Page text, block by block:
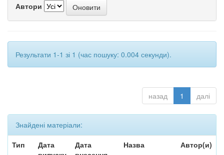
Автори
Результати 1-1 зі 1 (час пошуку: 0.004 секунди).
назад 1 далі
Знайдені матеріали:
Тип
Дата
Дата
Назва Автор(и)